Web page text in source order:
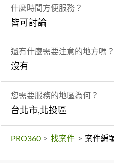
什麼時間方便服務？
皆可討論
還有什麼需要注意的地方嗎？
沒有
您需要服務的地區為何？
台北市,北投區
PRO360 > 找案件 > 案件編